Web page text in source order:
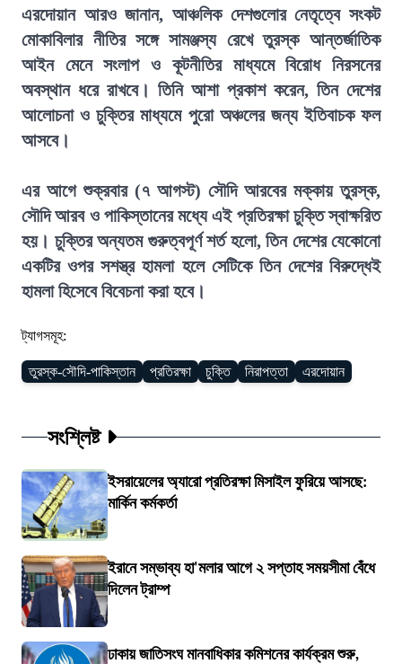
এরদোয়ান আরও জানান, আঞ্চলিক দেশগুলোর নেতৃত্বে সংকট
মোকাবিলার নীতির সঙ্গে সামঞ্জস্য রেখে তুরস্ক আন্তর্জাতিক
আইন মেনে সংলাপ ও কূটনীতির মাধ্যমে বিরোধ নিরসনের
অবস্থান ধরে রাখবে। তিনি আশা প্রকাশ করেন, তিন দেশের
আলোচনা ও চুক্তির মাধ্যমে পুরো অঞ্চলের জন্য ইতিবাচক ফল
আসবে।
এর আগে শুক্রবার (৭ আগস্ট) সৌদি আরবের মক্কায় তুরস্ক,
সৌদি আরব ও পাকিস্তানের মধ্যে এই প্রতিরক্ষা চুক্তি স্বাক্ষরিত
হয়। চুক্তির অন্যতম গুরুত্বপূর্ণ শর্ত হলো, তিন দেশের যেকোনো
একটির ওপর সশস্ত্র হামলা হলে সেটিকে তিন দেশের বিরুদ্ধেই
হামলা হিসেবে বিবেচনা করা হবে।
ট্যাগসমূহ:
তুরস্ক-সৌদি-পাকিস্তান প্রতিরক্ষা চুক্তি নিরাপত্তা এরদোয়ান
সংশ্লিষ্ট
ইসরায়েলের অ্যারো প্রতিরক্ষা মিসাইল ফুরিয়ে আসছে:
মার্কিন কর্মকর্তা
ইরানে সম্ভাব্য হা'মলার আগে ২ সপ্তাহ সময়সীমা বেঁধে
দিলেন ট্রাম্প
ঢাকায় জাতিসংঘ মানবাধিকার কমিশনের কার্যক্রম শুরু,